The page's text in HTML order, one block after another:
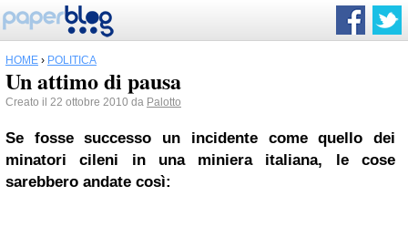
HOME › POLITICA
Un attimo di pausa
Creato il 22 ottobre 2010 da Palotto
Se fosse successo un incidente come quello dei
minatori cileni in una miniera italiana, le cose
sarebbero andate così: